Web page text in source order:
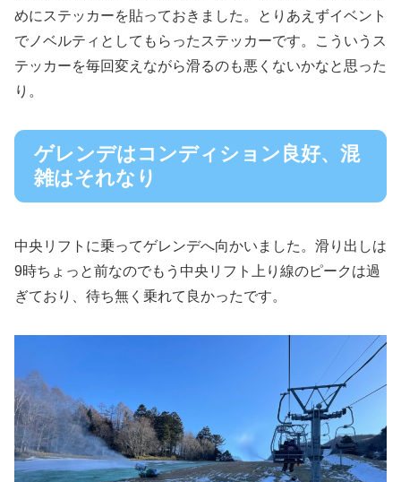
めにステッカーを貼っておきました。とりあえずイベント
でノベルティとしてもらったステッカーです。こういうス
テッカーを毎回変えながら滑るのも悪くないかなと思った
り。
ゲレンデはコンディション良好、混
雑はそれなり
中央リフトに乗ってゲレンデへ向かいました。滑り出しは
9時ちょっと前なのでもう中央リフト上り線のピークは過
ぎており、待ち無く乗れて良かったです。